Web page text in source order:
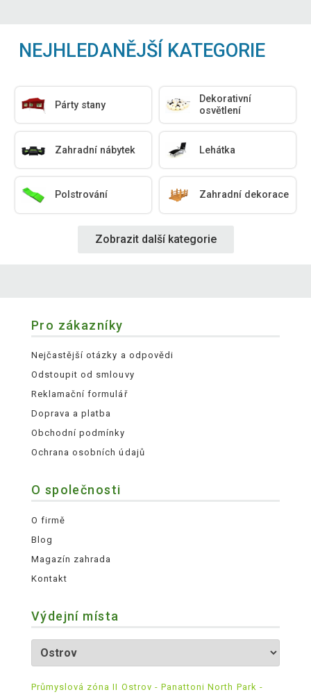
NEJHLEDANĚJŠÍ KATEGORIE
Párty stany
Dekorativní
osvětlení
Zahradní nábytek Lehátka
Polstrování Zahradní dekorace
Zobrazit další kategorie
Pro zákazníky
Nejčastější otázky a odpovědi
Odstoupit od smlouvy
Reklamační formulář
Doprava a platba
Obchodní podmínky
Ochrana osobních údajů
O společnosti
O firmě
Blog
Magazín zahrada
Kontakt
Výdejní místa
Průmyslová zóna II Ostrov - Panattoni North Park -